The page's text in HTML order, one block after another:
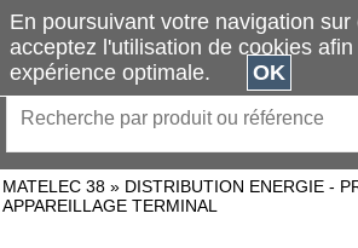
MATELEC 38 » DISTRIBUTION ENERGIE -
APPAREILLAGE TERMINAL
En poursuivant votre navigation sur
acceptez l'utilisation de cookies
expérience optimale.
OK